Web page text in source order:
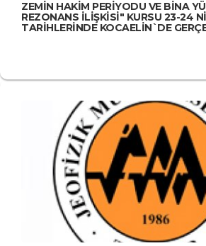
ZEMİN HAKİM PERİYODU VE BİNA
REZONANS İLİŞKİSİ" KURSU 23-24
TARİHLERİNDE KOCAELİN`DE